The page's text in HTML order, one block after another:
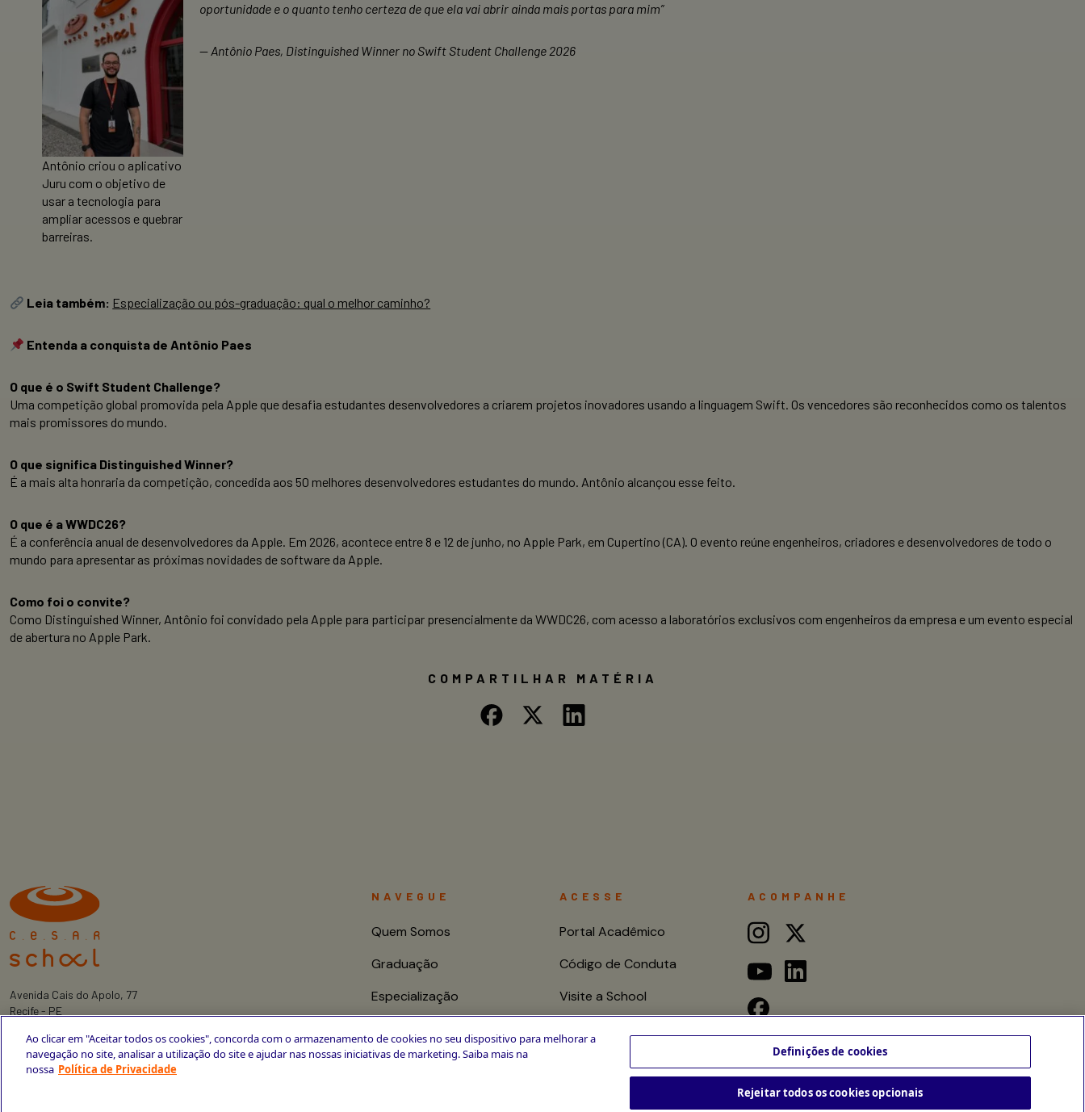
Antônio criou o aplicativo
Juru com o objetivo de
usar a tecnologia para
ampliar acessos e quebrar
barreiras.
oportunidade e o quanto tenho certeza de que ela vai abrir ainda mais portas para mim”
— Antônio Paes, Distinguished Winner no Swift Student Challenge 2026
Leia também: Especialização ou pós-graduação: qual o melhor caminho?
Entenda a conquista de Antônio Paes
O que é o Swift Student Challenge?
Uma competição global promovida pela Apple que desafia estudantes desenvolvedores a criarem projetos inovadores usando a linguagem Swift. Os vencedores são reconhecidos como os talentos
mais promissores do mundo.
O que significa Distinguished Winner?
É a mais alta honraria da competição, concedida aos 50 melhores desenvolvedores estudantes do mundo. Antônio alcançou esse feito.
O que é a WWDC26?
É a conferência anual de desenvolvedores da Apple. Em 2026, acontece entre 8 e 12 de junho, no Apple Park, em Cupertino (CA). O evento reúne engenheiros, criadores e desenvolvedores de todo o
mundo para apresentar as próximas novidades de software da Apple.
Como foi o convite?
Como Distinguished Winner, Antônio foi convidado pela Apple para participar presencialmente da WWDC26, com acesso a laboratórios exclusivos com engenheiros da empresa e um evento especial
de abertura no Apple Park.
COMPARTILHAR MATÉRIA
Avenida Cais do Apolo, 77
Recife - PE
+55 81 3419-6700
NAVEGUE
Quem Somos
Graduação
Especialização
Cursos de Curta
ACESSE
Portal Acadêmico
Código de Conduta
Visite a School
ACOMPANHE
Ao clicar em "Aceitar todos os cookies", concorda com o armazenamento de cookies no seu dispositivo para melhorar a
navegação no site, analisar a utilização do site e ajudar nas nossas iniciativas de marketing. Saiba mais na
nossa Política de Privacidade
Definições de cookies
Rejeitar todos os cookies opcionais